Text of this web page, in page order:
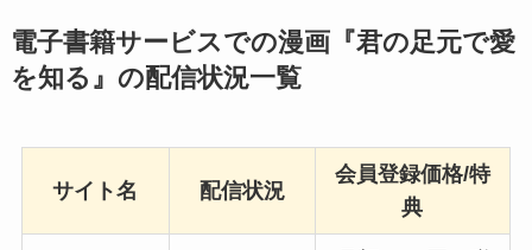
電子書籍サービスでの漫画『君の足元で愛
を知る』の配信状況一覧
サイト名 配信状況
会員登録価格/特
典